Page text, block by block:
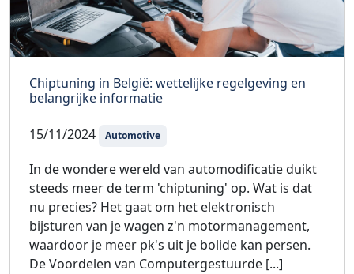
Chiptuning in België: wettelijke regelgeving en
belangrijke informatie
15/11/2024 Automotive
In de wondere wereld van automodificatie duikt
steeds meer de term 'chiptuning' op. Wat is dat
nu precies? Het gaat om het elektronisch
bijsturen van je wagen z'n motormanagement,
waardoor je meer pk's uit je bolide kan persen.
De Voordelen van Computergestuurde [...]